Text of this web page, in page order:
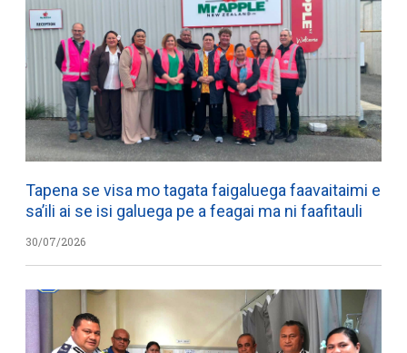
Tapena se visa mo tagata faigaluega faavaitaimi e
sa’ili ai se isi galuega pe a feagai ma ni faafitauli
30/07/2026